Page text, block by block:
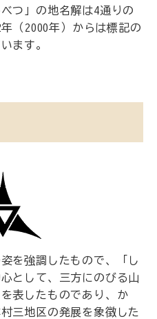
つ」の地名解は4通りの
（2000年）からは標記の
ます。
を強調したもので、「し
として、三方にのびる山
表したものであり、か
三地区の発展を象徴した